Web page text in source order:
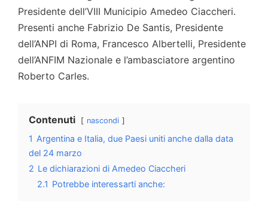
Presidente dell’VIII Municipio Amedeo Ciaccheri.
Presenti anche Fabrizio De Santis, Presidente
dell’ANPI di Roma, Francesco Albertelli, Presidente
dell’ANFIM Nazionale e l’ambasciatore argentino
Roberto Carles.
Contenuti nascondi
1 Argentina e Italia, due Paesi uniti anche dalla data
del 24 marzo
2 Le dichiarazioni di Amedeo Ciaccheri
2.1 Potrebbe interessarti anche: